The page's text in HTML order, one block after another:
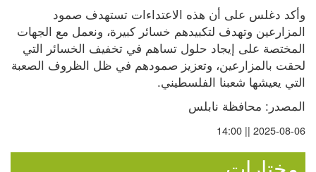
التي يعيشها شعبنا الفلسطيني.
المصدر: محافظة نابلس
2025-08-06 || 14:00